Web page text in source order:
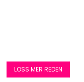
LOSS MER REDEN